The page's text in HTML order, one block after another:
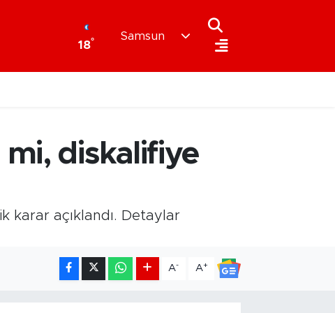
18°
Samsun
mi, diskalifiye
karar açıklandı. Detaylar
A- A+